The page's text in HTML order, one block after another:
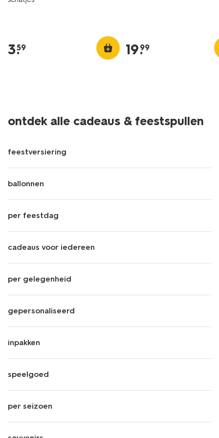
3.
59 19.
99
ontdek alle cadeaus & feestspullen
feestversiering
ballonnen
per feestdag
cadeaus voor iedereen
per gelegenheid
gepersonaliseerd
inpakken
speelgoed
per seizoen